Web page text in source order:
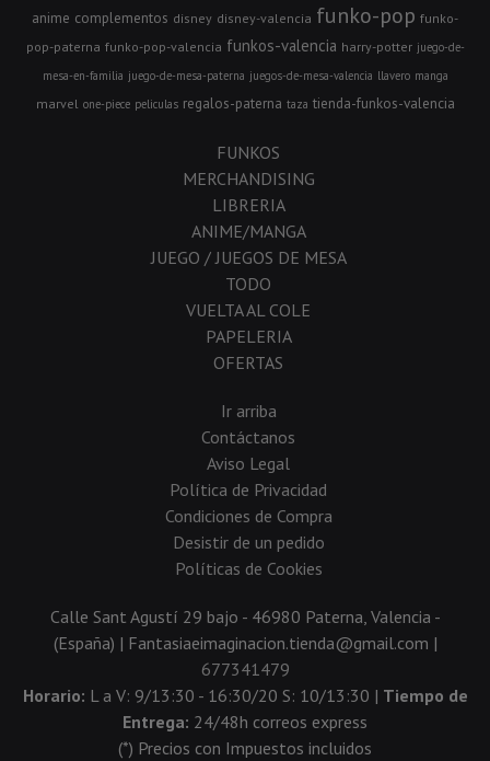
anime complementos disney disney-valencia funko-pop funko-
pop-paterna funko-pop-valencia funkos-valencia harry-potter juego-de-
mesa-en-familia juego-de-mesa-paterna juegos-de-mesa-valencia llavero manga
marvel one-piece peliculas regalos-paterna taza tienda-funkos-valencia
FUNKOS
MERCHANDISING
LIBRERIA
ANIME/MANGA
JUEGO / JUEGOS DE MESA
TODO
VUELTA AL COLE
PAPELERIA
OFERTAS
Ir arriba
Contáctanos
Aviso Legal
Política de Privacidad
Condiciones de Compra
Desistir de un pedido
Políticas de Cookies
Calle Sant Agustí 29 bajo - 46980 Paterna, Valencia -
(España) | Fantasiaeimaginacion.tienda@gmail.com |
677341479
Horario: L a V: 9/13:30 - 16:30/20 S: 10/13:30 | Tiempo de
Entrega: 24/48h correos express
(*) Precios con Impuestos incluidos